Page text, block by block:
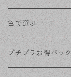
色で選ぶ
KCゴールド
プチプラお得パッ